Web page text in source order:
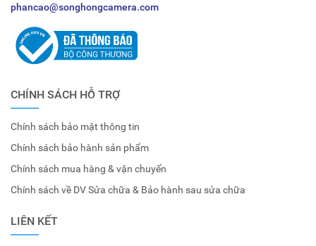
phancao@songhongcamera.com
CHÍNH SÁCH HỖ TRỢ
Chính sách bảo mật thông tin
Chính sách bảo hành sản phẩm
Chính sách mua hàng & vận chuyển
Chính sách về DV Sửa chữa & Bảo hành sau sửa chữa
LIÊN KẾT